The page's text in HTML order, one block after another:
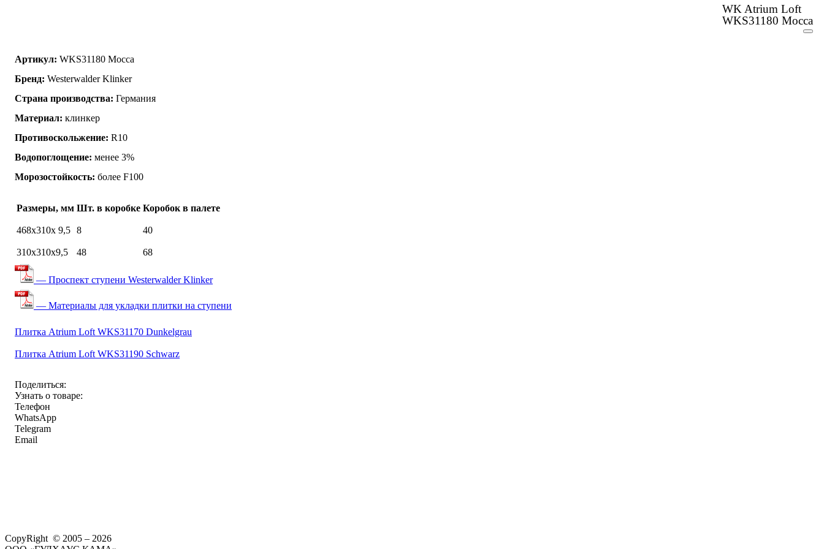
WK Atrium Loft
WKS31180 Mocca
Артикул: WKS31180 Mocca
Бренд: Westerwalder Klinker
Страна производства: Германия
Материал: клинкер
Противоскольжение: R10
Водопоглощение: менее 3%
Морозостойкость: более F100
Размеры, мм Шт. в коробке Коробок в палете
468x310x 9,5 8 40
310x310x9,5 48 68
— Проспект ступени Westerwalder Klinker
— Материалы для укладки плитки на ступени
Плитка Atrium Loft WKS31170 Dunkelgrau
Плитка Atrium Loft WKS31190 Schwarz
Поделиться:
Узнать о товаре:
Телефон
WhatsApp
Telegram
Email
CopyRight © 2005 – 2026